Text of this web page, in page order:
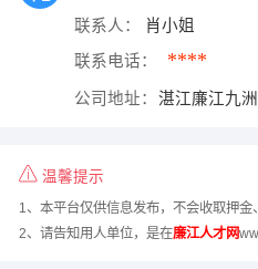
联系人： 肖小姐
联系电话： ****
公司地址： 湛江廉江九
温馨提示
1、本平台仅供信息发布，不会收取押金
2、请告知用人单位，是在廉江人才网